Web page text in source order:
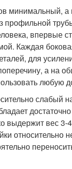
минимальный, а
профильной
впервые
Каждая
для
а на
любую
слабый
выдержит вес
относительно